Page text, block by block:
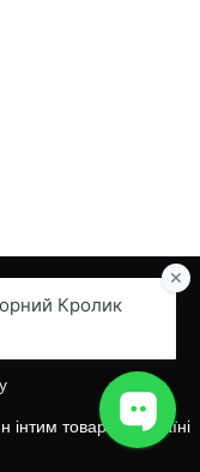
інтим товарів в Україні